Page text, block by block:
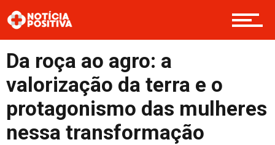
Cultura
Da roça ao agro: a
valorização da terra e o
protagonismo das mulheres
nessa transformação